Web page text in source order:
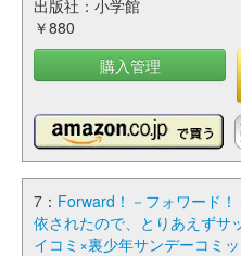
出版社：小学館
￥880
購入管理
7： Forward！－フォワード
依されたので、とりあえずサ
イコミ×裏少年サンデーコミ